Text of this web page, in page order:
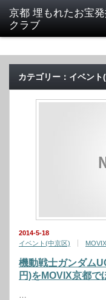
京都 埋もれたお宝
クラブ
カテゴリー：イベント
2014-5-18
イベント(中京区)
機動戦士ガンダム
円)をMOVIX京都で
…